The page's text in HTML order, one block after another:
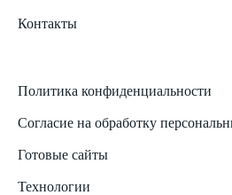
Контакты
Политика конфиденциальности
Согласие на обработку
Готовые сайты
Технологии